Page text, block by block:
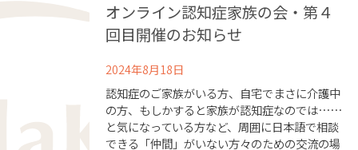
オンライン認知症家族の会・第４
回目開催のお知らせ
2024年8月18日
認知症のご家族がいる方、自宅でまさに介護中
の方、もしかすると家族が認知症なのでは……
と気になっている方など、周囲に日本語で相談
できる「仲間」がいない方々のための交流の場